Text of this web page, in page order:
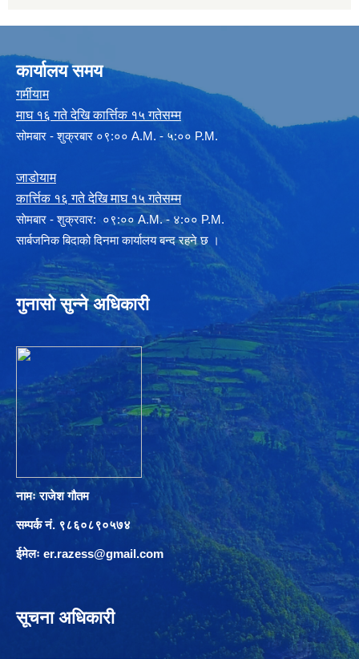
कार्यालय समय
गर्मीयाम
माघ १६ गते देखि कार्त्तिक १५ गतेसम्म
सोमबार - शुक्रबार ०९:०० A.M. - ५:०० P.M.
जाडोयाम
कार्त्तिक १६ गते देखि माघ १५ गतेसम्म
साेमबार - शुक्रवार: ०९:०० A.M. - ४:०० P.M.
सार्बजनिक बिदाको दिनमा कार्यालय बन्द रहने छ ।
गुनासो सुन्ने अधिकारी
नामः राजेश गौतम
सम्पर्क नं. ९८६०८९०५७४
ईमेलः er.razess@gmail.com
सूचना अधिकारी